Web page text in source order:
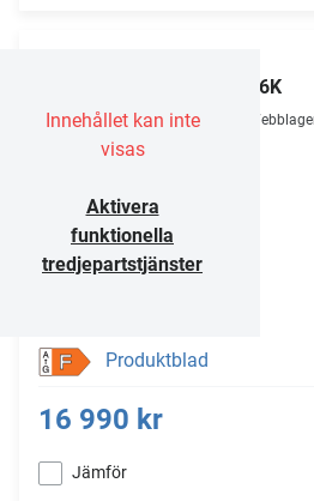
Innehållet kan inte
visas
Aktivera
funktionella
tredjepartstjänster
65C6K
F Produktblad
16 990 kr
Jämför